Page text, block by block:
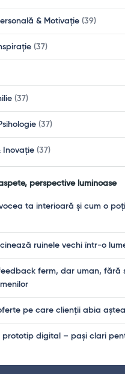
& Motivație (39)
(37)
(37)
(37)
Inovație (37)
perspective luminoase
ta interioară și cum o
ruinele vechi într-o
ferm, dar uman, fără
pe care clienții abia
prototip digital – pași clari